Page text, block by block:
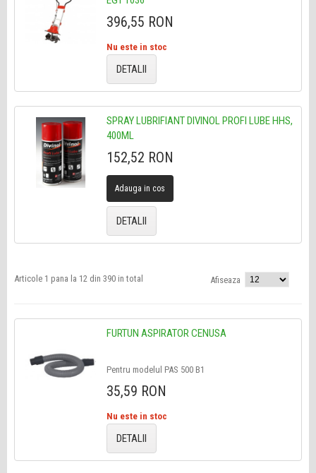
396,55 RON
Nu este in stoc
DETALII
SPRAY LUBRIFIANT DIVINOL PROFI LUBE HHS,
400ML
152,52 RON
Adauga in cos
DETALII
Articole 1 pana la 12 din 390 in total Afiseaza
FURTUN ASPIRATOR CENUSA
Pentru modelul PAS 500 B1
35,59 RON
Nu este in stoc
DETALII